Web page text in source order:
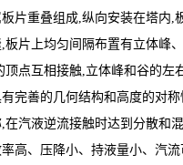
片重叠组成,纵向安装在塔内,
板片上均匀间隔布置有立体峰
顶点互相接触,立体峰和谷的左
完善的几何结构和高度的对
在汽液逆流接触时达到分散和
高、压降小、持液量小、汽